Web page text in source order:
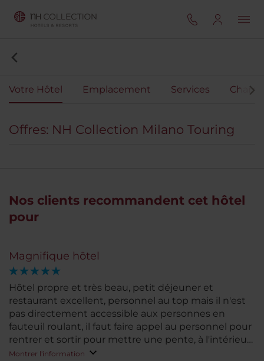
Votre Hôtel Emplacement Services
Offres: NH Collection Milano Touring
Nos clients recommandent cet hôtel
pour
Magnifique hôtel
Hôtel propre et très beau, petit déjeuner et
restaurant excellent, personnel au top mais il n'est
pas directement accessible aux personnes en
fauteuil roulant, il faut faire appel au personnel pour
rentrer et sortir pour mettre une pente, à l'intérieur,
il y a des ascenseurs
Montrer l'information